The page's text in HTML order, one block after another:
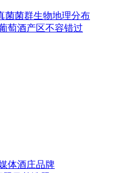
菌菌群生物地理分布
萄酒产区不容错过
体酒庄品牌